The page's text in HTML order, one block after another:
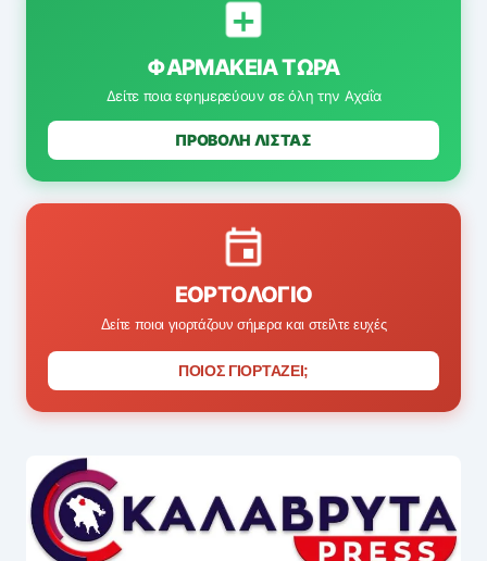
ΦΑΡΜΑΚΕΊΑ ΤΏΡΑ
Δείτε ποια εφημερεύουν σε όλη την Αχαΐα
ΠΡΟΒΟΛΗ ΛΙΣΤΑΣ
ΕΟΡΤΟΛΌΓΙΟ
Δείτε ποιοι γιορτάζουν σήμερα και στείλτε ευχές
ΠΟΙΟΣ ΓΙΟΡΤΑΖΕΙ;